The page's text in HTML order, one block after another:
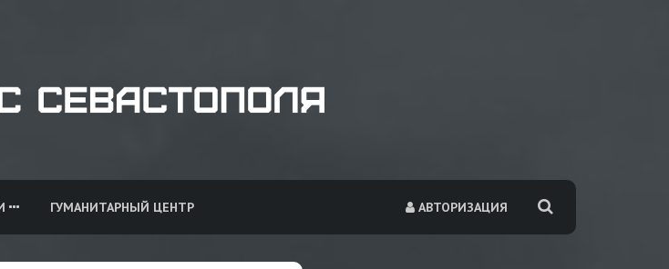
АВТОРИЗАЦИЯ
ГУМАНИТАРНЫЙ ЦЕНТР